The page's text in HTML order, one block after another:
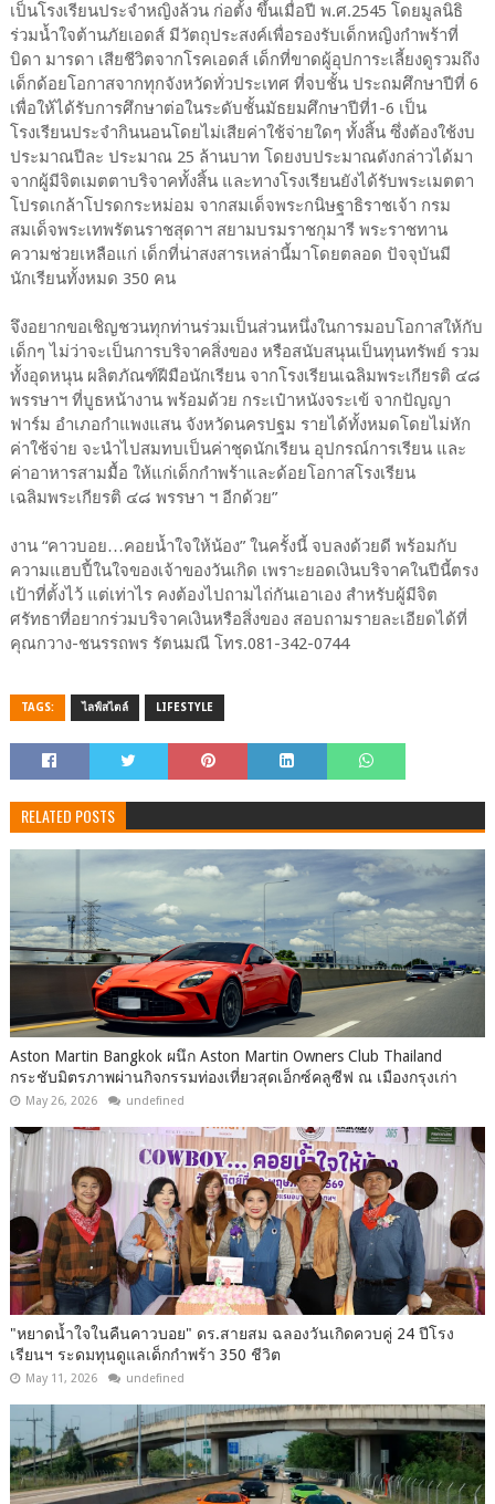
เป็นโรงเรียนประจำหญิงล้วน ก่อตั้ง ขึ้นเมื่อปี พ.ศ.2545 โดยมูลนิธิ
ร่วมน้ำใจต้านภัยเอดส์ มีวัตถุประสงค์เพื่อรองรับเด็กหญิงกำพร้าที่
บิดา มารดา เสียชีวิตจากโรคเอดส์ เด็กที่ขาดผู้อุปการะเลี้ยงดูรวมถึง
เด็กด้อยโอกาสจากทุกจังหวัดทั่วประเทศ ที่จบชั้น ประถมศึกษาปีที่ 6
เพื่อให้ได้รับการศึกษาต่อในระดับชั้นมัธยมศึกษาปีที่1-6 เป็น
โรงเรียนประจำกินนอนโดยไม่เสียค่าใช้จ่ายใดๆ ทั้งสิ้น ซึ่งต้องใช้งบ
ประมาณปีละ ประมาณ 25 ล้านบาท โดยงบประมาณดังกล่าวได้มา
จากผู้มีจิตเมตตาบริจาคทั้งสิ้น และทางโรงเรียนยังได้รับพระเมตตา
โปรดเกล้าโปรดกระหม่อม จากสมเด็จพระกนิษฐาธิราชเจ้า กรม
สมเด็จพระเทพรัตนราชสุดาฯ สยามบรมราชกุมารี พระราชทาน
ความช่วยเหลือแก่ เด็กที่น่าสงสารเหล่านี้มาโดยตลอด ปัจจุบันมี
นักเรียนทั้งหมด 350 คน
จึงอยากขอเชิญชวนทุกท่านร่วมเป็นส่วนหนึ่งในการมอบโอกาสให้กับ
เด็กๆ ไม่ว่าจะเป็นการบริจาคสิ่งของ หรือสนับสนุนเป็นทุนทรัพย์ รวม
ทั้งอุดหนุน ผลิตภัณฑ์ฝีมือนักเรียน จากโรงเรียนเฉลิมพระเกียรติ ๔๘
พรรษาฯ ที่บูธหน้างาน พร้อมด้วย กระเป๋าหนังจระเข้ จากปัญญา
ฟาร์ม อำเภอกำแพงแสน จังหวัดนครปฐม รายได้ทั้งหมดโดยไม่หัก
ค่าใช้จ่าย จะนำไปสมทบเป็นค่าชุดนักเรียน อุปกรณ์การเรียน และ
ค่าอาหารสามมื้อ ให้แก่เด็กกำพร้าและด้อยโอกาสโรงเรียน
เฉลิมพระเกียรติ ๔๘ พรรษา ฯ อีกด้วย”
งาน “คาวบอย…คอยน้ำใจให้น้อง” ในครั้งนี้ จบลงด้วยดี พร้อมกับ
ความแฮบปี้ในใจของเจ้าของวันเกิด เพราะยอดเงินบริจาคในปีนี้ตรง
เป้าที่ตั้งไว้ แต่เท่าไร คงต้องไปถามไถ่กันเอาเอง สำหรับผู้มีจิต
ศรัทธาที่อยากร่วมบริจาคเงินหรือสิ่งของ สอบถามรายละเอียดได้ที่
คุณกวาง-ชนรรถพร รัตนมณี โทร.081-342-0744
TAGS: ไลฟ์สไตล์ LIFESTYLE
RELATED POSTS
Aston Martin Bangkok ผนึก Aston Martin Owners Club Thailand
กระชับมิตรภาพผ่านกิจกรรมท่องเที่ยวสุดเอ็กซ์คลูซีฟ ณ เมืองกรุงเก่า
May 26, 2026 undefined
"หยาดน้ำใจในคืนคาวบอย" ดร.สายสม ฉลองวันเกิดควบคู่ 24 ปีโรง
เรียนฯ ระดมทุนดูแลเด็กกำพร้า 350 ชีวิต
May 11, 2026 undefined